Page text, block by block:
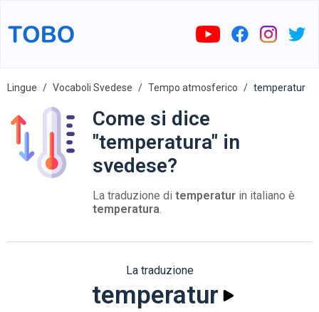
Lingue Vocaboli Svedese Tempo atmosferico temperatur
Come si dice
"temperatura" in
svedese?
La traduzione di temperatur in italiano è
temperatura.
La traduzione
temperatur